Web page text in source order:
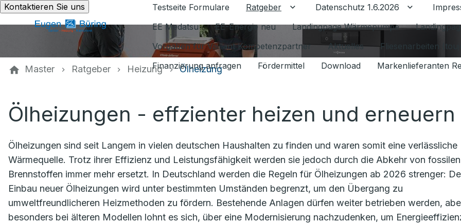
Kontaktieren Sie uns Testseite Formulare Ratgeber Untermenü für Ratgeber umschalten
Datenschutz 1.6.2026 Untermenü
EE Medatsu
EE-Energie neu Landingpage Wärmepumpe
Vorgaben für Vaillant Kompetenzpartner
Aktuelles Fliesenarbeiten
Finanzierung anfragen
Fördermittel Download Markenlieferanten
Master Ratgeber Heizung Ölheizung
Ölheizungen - effzienter heizen und erneuern
Ölheizungen sind seit Langem in vielen deutschen Haushalten zu finden und waren somit eine verlässliche
Wärmequelle. Trotz ihrer Effizienz und Leistungsfähigkeit werden sie jedoch durch die Abkehr von fossilen
Brennstoffen immer mehr ersetzt. In Deutschland werden die Regeln für Ölheizungen ab 2026 strenger:
Einbau neuer Ölheizungen wird unter bestimmten Umständen begrenzt, um den Übergang zu
umweltfreundlicheren Heizmethoden zu fördern. Bestehende Anlagen dürfen weiter betrieben werden,
besonders bei älteren Modellen lohnt es sich, über eine Modernisierung nachzudenken, um